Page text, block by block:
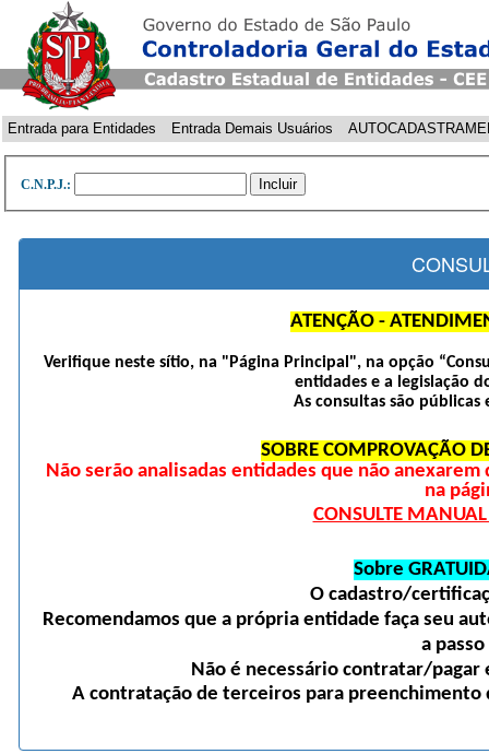
Entrada para Entidades Entrada Demais Usuários
C.N.P.J.:
ATENÇÃO -
Verifique neste sítio, na "Página Principal", na opção
entidades e a legislação
As consultas são públicas
SOBRE COMPROVAÇÃO
Não serão analisadas entidades que não
na
CONSULTE
Sobre
O cadastro/
Recomendamos que a própria entidade faça seu
a
Não é necessário contratar/
A contratação de terceiros para